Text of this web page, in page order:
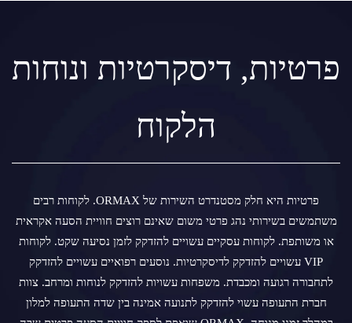
פרטיות, דיסקרטיות ונוחות
הלקוח
פרטיות היא חלק מסטנדרט השירות של ORMAX. לקוחות רבים
משתמשים בשירותי נהג פרטי משום שאינם רוצים חוויית הסעה אקראית
או משותפת. לקוחות עסקיים עשויים להזדקק לזמן נסיעה שקט. לקוחות
VIP עשויים להזדקק לדיסקרטיות. נוסעים רפואיים עשויים להזדקק
לתחבורה רגועה ומכבדת. משפחות עשויות להזדקק לנוחות ומרחב. צוות
חברת התעופה עשוי להזדקק לתנועה אמינה בין שדה התעופה למלון